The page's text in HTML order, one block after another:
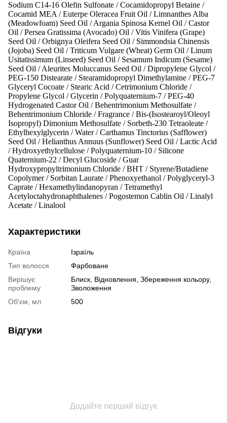
Sodium C14-16 Olefin Sulfonate / Cocamidopropyl Betaine /
Cocamid MEA / Euterpe Oleracea Fruit Oil / Limnanthes Alba
(Meadowfoam) Seed Oil / Argania Spinosa Kernel Oil / Castor
Oil / Persea Gratissima (Avocado) Oil / Vitis Vinifera (Grape)
Seed Oil / Orbignya Oleifera Seed Oil / Simmondsia Chinensis
(Jojoba) Seed Oil / Triticum Vulgare (Wheat) Germ Oil / Linum
Usitatissimum (Linseed) Seed Oil / Sesamum Indicum (Sesame)
Seed Oil / Aleurites Moluccanus Seed Oil / Dipropylene Glycol /
PEG-150 Distearate / Stearamidopropyl Dimethylamine / PEG-7
Glyceryl Cocoate / Stearic Acid / Cetrimonium Chloride /
Propylene Glycol / Glycerin / Polyquaternium-7 / PEG-40
Hydrogenated Castor Oil / Behentrimonium Methosulfate /
Behentrimonium Chloride / Fragrance / Bis-(Isostearoyl/Oleoyl
Isopropyl) Dimonium Methosulfate / Sorbeth-230 Tetraoleate /
Ethylhexylglycerin / Water / Carthamus Tinctorius (Safflower)
Seed Oil / Helianthus Annuus (Sunflower) Seed Oil / Lactic Acid
/ Hydroxyethylcellulose / Polyquaternium-10 / Silicone
Quaternium-22 / Decyl Glucoside / Guar
Hydroxypropyltrimonium Chloride / BHT / Styrene/Butadiene
Copolymer / Sorbitan Laurate / Phenoxyethanol / Polyglyceryl-3
Caprate / Hexamethylindanopyran / Tetramethyl
Acetyloctahydronaphthalenes / Pogostemon Cablin Oil / Linalyl
Acetate / Linalool
Характеристики
Країна
Ізраїль
Тип волосся
Фарбоване
Вирішує
проблему
Блиск Відновлення Збереження кольору,
Зволоження
Об'єм, мл
500
Відгуки
Додайте перший відгук